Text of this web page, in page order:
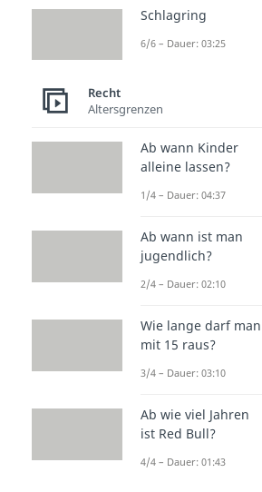
Eltern
zur Stelle
Als Elternteil trägst
Verantwortung,
beaufsichtigen —
.
du dein Kind zum
lassen? Das
Bürgerlichen
dass Eltern die
ihres
und ihm Schritt für
Verantwortung
Schlagring
6/6 – Dauer: 03:25
Recht
Altersgrenzen
Ab wann Kinder
alleine lassen?
1/4 – Dauer: 04:37
Ab wann ist man
jugendlich?
2/4 – Dauer: 02:10
Wie lange darf man
mit 15 raus?
3/4 – Dauer: 03:10
Ab wie viel Jahren
ist Red Bull?
4/4 – Dauer: 01:43